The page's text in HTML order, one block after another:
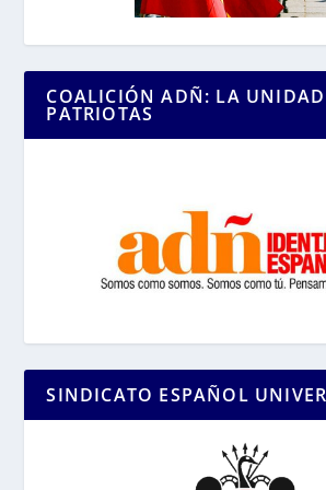
COALICIÓN ADÑ: LA UNIDAD
PATRIOTAS
SINDICATO ESPAÑOL